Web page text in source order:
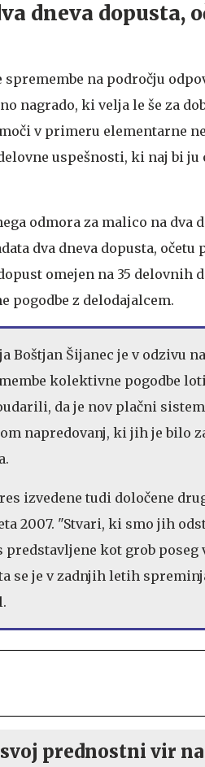
dneva dopusta,
na področju
nagrado, ki velja le še za
v primeru elementarne
uspešnosti, ki naj bi
odmora za malico na dva
dva dneva dopusta, očetu
omejen na 35 delovnih
pogodbe z delodajalcem.
Boštjan Šijanec je v odzivu
kolektivne pogodbe
da je nov plačni
napredovanj, ki jih je bilo
izvedene tudi določene
2007. "Stvari, ki smo jih
kot grob poseg
se je v zadnjih letih
prednostni vir